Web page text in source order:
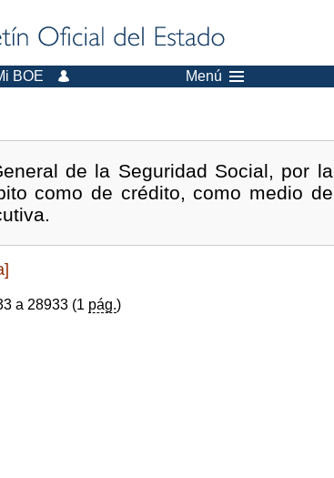
BOE Menú
de la Seguridad Social, por la
como de crédito, como medio de
a 28933 (1 pág.)